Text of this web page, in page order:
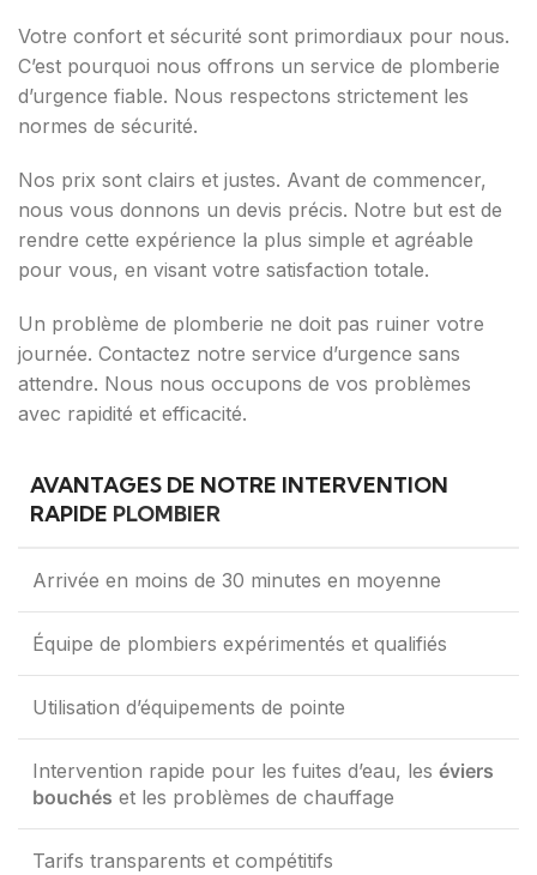
Votre confort et sécurité sont primordiaux pour nous.
C’est pourquoi nous offrons un service de plomberie
d’urgence fiable. Nous respectons strictement les
normes de sécurité.
Nos prix sont clairs et justes. Avant de commencer,
nous vous donnons un devis précis. Notre but est de
rendre cette expérience la plus simple et agréable
pour vous, en visant votre satisfaction totale.
Un problème de plomberie ne doit pas ruiner votre
journée. Contactez notre service d’urgence sans
attendre. Nous nous occupons de vos problèmes
avec rapidité et efficacité.
AVANTAGES DE NOTRE INTERVENTION
RAPIDE PLOMBIER
Arrivée en moins de 30 minutes en moyenne
Équipe de plombiers expérimentés et qualifiés
Utilisation d’équipements de pointe
Intervention rapide pour les fuites d’eau, les éviers
bouchés et les problèmes de chauffage
Tarifs transparents et compétitifs